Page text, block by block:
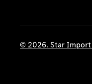
© 2026. Star Import